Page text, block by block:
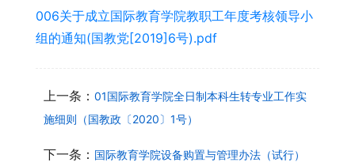
006关于成立国际教育学院教职工年度考核领导小
组的通知(国教党[2019]6号).pdf
上一条： 01国际教育学院全日制本科生转专业工作实
施细则（国教政〔2020〕1号）
下一条： 国际教育学院设备购置与管理办法（试行）